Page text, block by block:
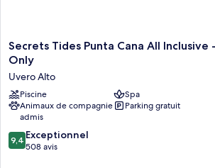
Secrets
Tides
Punta
Cana
All
Inclusive
Adults
Only
Secrets Tides Punta Cana All Inclusive
Only
Uvero Alto
Piscine
Spa
Animaux de compagnie
admis
Parking gratuit
9.4
sur
9,4 Exceptionnel
508 avis